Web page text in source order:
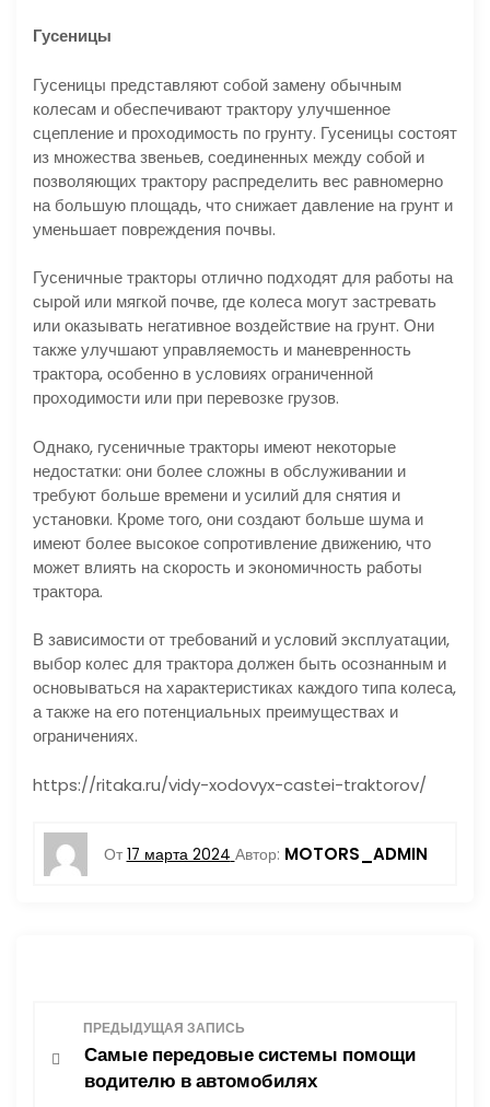
Гусеницы
Гусеницы представляют собой замену обычным
колесам и обеспечивают трактору улучшенное
сцепление и проходимость по грунту. Гусеницы состоят
из множества звеньев, соединенных между собой и
позволяющих трактору распределить вес равномерно
на большую площадь, что снижает давление на грунт и
уменьшает повреждения почвы.
Гусеничные тракторы отлично подходят для работы на
сырой или мягкой почве, где колеса могут застревать
или оказывать негативное воздействие на грунт. Они
также улучшают управляемость и маневренность
трактора, особенно в условиях ограниченной
проходимости или при перевозке грузов.
Однако, гусеничные тракторы имеют некоторые
недостатки: они более сложны в обслуживании и
требуют больше времени и усилий для снятия и
установки. Кроме того, они создают больше шума и
имеют более высокое сопротивление движению, что
может влиять на скорость и экономичность работы
трактора.
В зависимости от требований и условий эксплуатации,
выбор колес для трактора должен быть осознанным и
основываться на характеристиках каждого типа колеса,
а также на его потенциальных преимуществах и
ограничениях.
https://ritaka.ru/vidy-xodovyx-castei-traktorov/
От 17 марта 2024 Автор: MOTORS_ADMIN
ПРЕДЫДУЩАЯ ЗАПИСЬ
Самые передовые системы помощи
водителю в автомобилях